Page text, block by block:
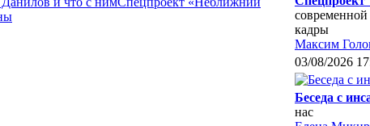
современной
кадры
Максим
03/08/2026
Беседа с
нас